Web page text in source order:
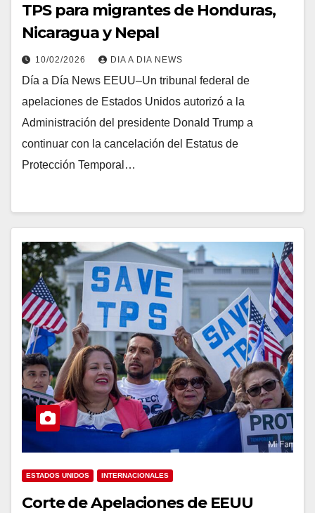
TPS para migrantes de Honduras,
Nicaragua y Nepal
10/02/2026 DIA A DIA NEWS
Día a Día News EEUU–Un tribunal federal de
apelaciones de Estados Unidos autorizó a la
Administración del presidente Donald Trump a
continuar con la cancelación del Estatus de
Protección Temporal…
ESTADOS UNIDOS INTERNACIONALES
Corte de Apelaciones de EEUU